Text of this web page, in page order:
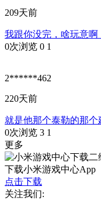
209天前
我跟你没完，啥玩意
0次浏览 0 1
2******462
220天前
就是他那个泰勒的那
0次浏览 3 1
更多
下载小米游戏中心App
点击下载
关注我们: